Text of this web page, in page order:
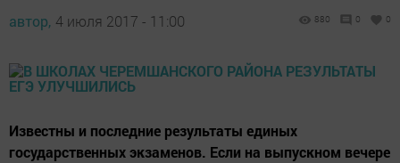
автор, 4 июля 2017 - 11:00 880 0 0
Известны и последние результаты единых
государственных экзаменов. Если на выпускном вечере